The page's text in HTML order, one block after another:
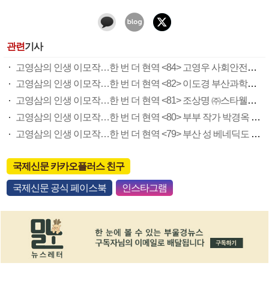
관련기사
고영삼의 인생 이모작…한 번 더 현역 <84> 고영우 사회안전예방중앙회 부산시협회장
고영삼의 인생 이모작…한 번 더 현역 <82> 이도경 부산과학기술대 교수
고영삼의 인생 이모작…한 번 더 현역 <81> 조상명 ㈜스타웰즈 대표이사
고영삼의 인생 이모작…한 번 더 현역 <80> 부부 작가 박경옥 강찬영
고영삼의 인생 이모작…한 번 더 현역 <79> 부산 성 베네딕도 수녀원 이해인 수녀·시인(하)
국제신문 카카오플러스 친구
국제신문 공식 페이스북 인스타그램